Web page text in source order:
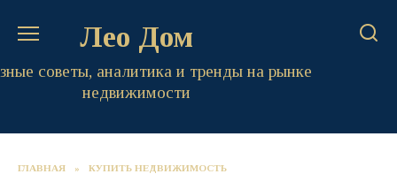
Лео Дом
советы, аналитика и тренды на рынке
недвижимости
ГЛАВНАЯ » КУПИТЬ НЕДВИЖИМОСТЬ